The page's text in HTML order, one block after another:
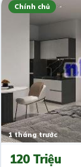
Chính chủ
1 tháng trước
120 Triệu